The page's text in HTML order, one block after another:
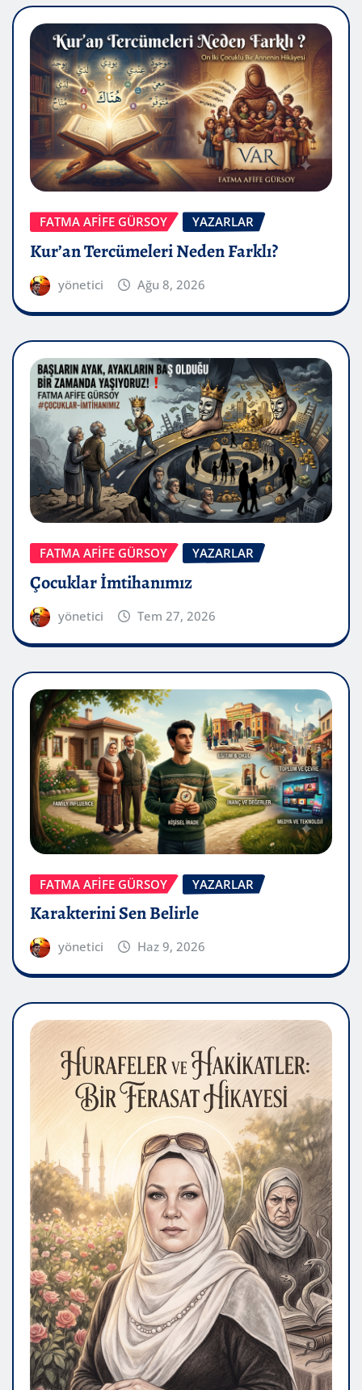
FATMA AFİFE GÜRSOY YAZARLAR
Kur’an Tercümeleri Neden Farklı?
yönetici Ağu 8, 2026
FATMA AFİFE GÜRSOY YAZARLAR
Çocuklar İmtihanımız
yönetici Tem 27, 2026
FATMA AFİFE GÜRSOY YAZARLAR
Karakterini Sen Belirle
yönetici Haz 9, 2026